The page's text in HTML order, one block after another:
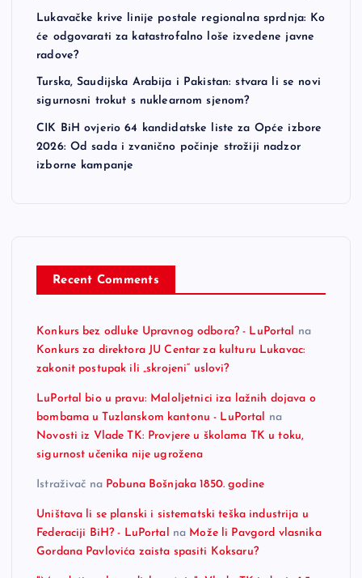
Lukavačke krive linije postale regionalna sprdnja: Ko
će odgovarati za katastrofalno loše izvedene javne
radove?
Turska, Saudijska Arabija i Pakistan: stvara li se novi
sigurnosni trokut s nuklearnom sjenom?
CIK BiH ovjerio 64 kandidatske liste za Opće izbore
2026: Od sada i zvanično počinje strožiji nadzor
izborne kampanje
Recent Comments
Konkurs bez odluke Upravnog odbora? - LuPortal
na
Konkurs za direktora JU Centar za kulturu Lukavac:
zakonit postupak ili „skrojeni“ uslovi?
LuPortal bio u pravu: Maloljetnici iza lažnih dojava o
bombama u Tuzlanskom kantonu - LuPortal
na
Novosti iz Vlade TK: Provjere u školama TK u toku,
sigurnost učenika nije ugrožena
Istraživač na Pobuna Bošnjaka 1850. godine
Uništava li se planski i sistematski teška industrija u
Federaciji BiH? - LuPortal
na Može li Pavgord vlasnika
Gordana Pavlovića zaista spasiti Koksaru?